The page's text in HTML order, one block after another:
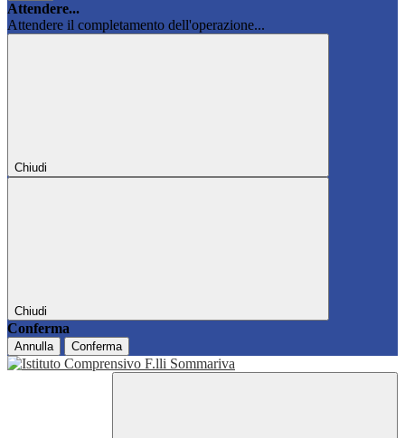
Attendere...
Attendere il completamento dell'operazione...
Chiudi
Chiudi
Conferma
Annulla Conferma